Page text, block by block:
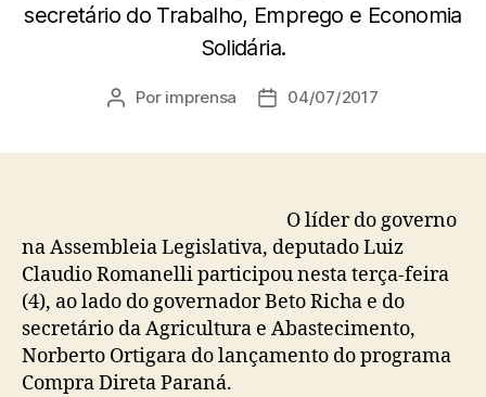
secretário do Trabalho, Emprego e Economia
Solidária.
Autor
Por imprensa
Data04/07/2017
O líder do governo
na Assembleia Legislativa, deputado Luiz
Claudio Romanelli participou nesta terça-feira
(4), ao lado do governador Beto Richa e do
secretário da Agricultura e Abastecimento,
Norberto Ortigara do lançamento do programa
Compra Direta Paraná.